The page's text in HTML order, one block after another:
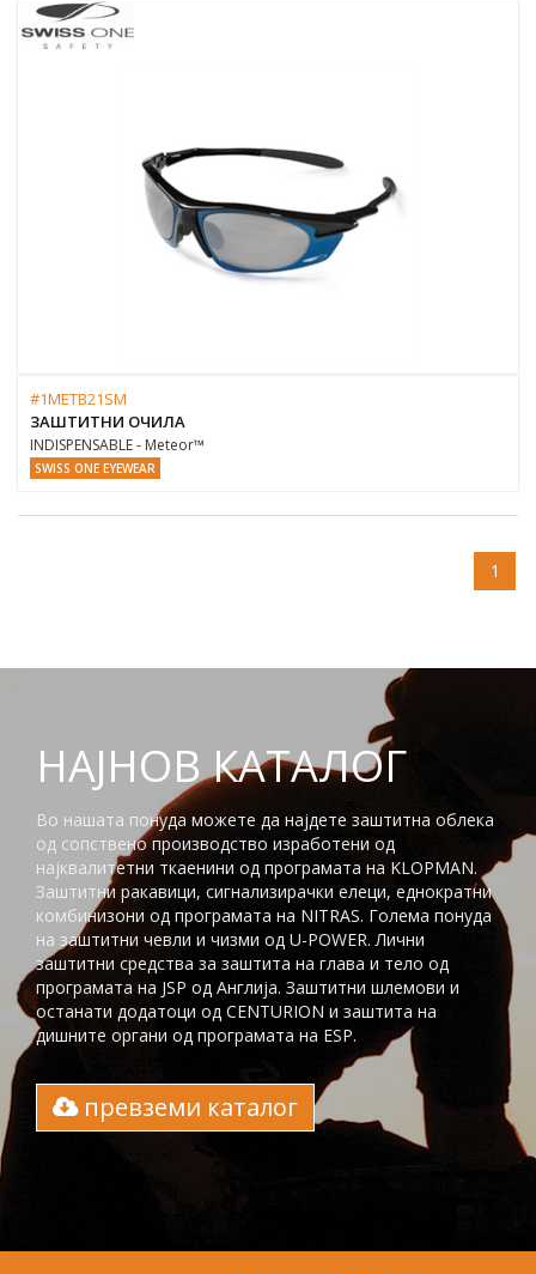
#1METB21SM
ЗАШТИТНИ ОЧИЛА
INDISPENSABLE - Meteor™
SWISS ONE EYEWEAR
1
НАЈНОВ КАТАЛОГ
Во нашата понуда можете да најдете заштитна облека
од сопствено производство изработени од
најквалитетни ткаенини од програмата на KLOPMAN.
Заштитни ракавици, сигнализирачки елеци, еднократни
комбинизони од програмата на NITRAS. Голема понуда
на заштитни чевли и чизми од U-POWER. Лични
заштитни средства за заштита на глaва и тело од
програмата на JSP од Англија. Заштитни шлемови и
останати додатоци од CENTURION и заштита на
дишните органи од програмата на ESP.
превземи каталог